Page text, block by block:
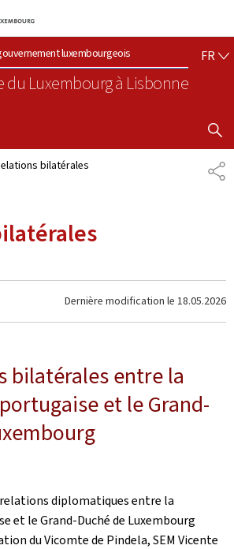
au menu principal
Aller au contenu
luxembourgeois
du Luxembourgà Lisbonne
FR
bilatérales
Dernière modification le 18.05.2026
bilatérales entre la
et le Grand-
diplomatiques entre la
et le Grand-Duché de Luxembourg
du Vicomte de Pindela, SEM Vicente